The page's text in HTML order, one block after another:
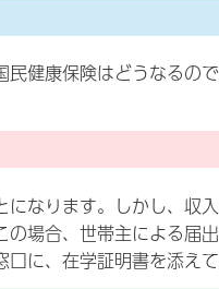
健康保険はどうなるので
なります。しかし、収
場合、世帯主による届
に、在学証明書を添えて